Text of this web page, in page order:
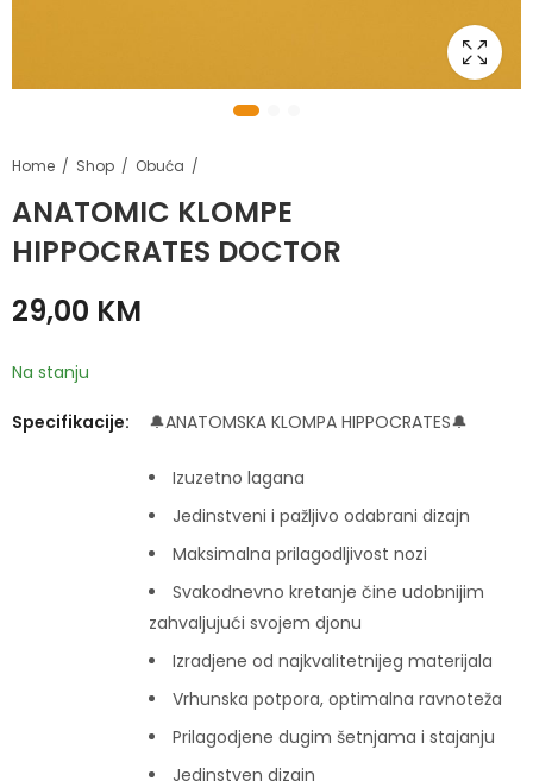
Home Shop Obuća
ANATOMIC KLOMPE
HIPPOCRATES DOCTOR
29,00 KM
Na stanju
Specifikacije: 🔔ANATOMSKA KLOMPA HIPPOCRATES🔔
Izuzetno lagana
Jedinstveni i pažljivo odabrani dizajn
Maksimalna prilagodljivost nozi
Svakodnevno kretanje čine udobnijim
zahvaljujući svojem djonu
Izradjene od najkvalitetnijeg materijala
Vrhunska potpora, optimalna ravnoteža
Prilagodjene dugim šetnjama i stajanju
Jedinstven dizajn